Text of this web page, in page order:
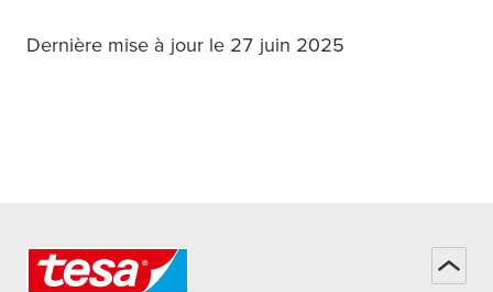
Dernière mise à jour le 27 juin 2025